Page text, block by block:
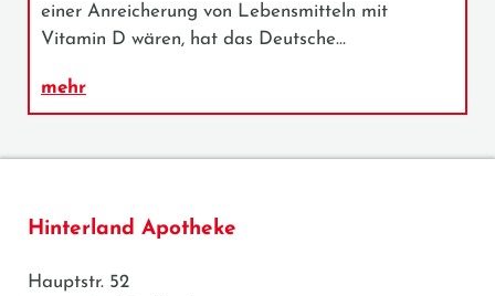
einer Anreicherung von Lebensmitteln mit
Vitamin D wären, hat das Deutsche…
mehr
Hinterland Apotheke
Hauptstr. 52